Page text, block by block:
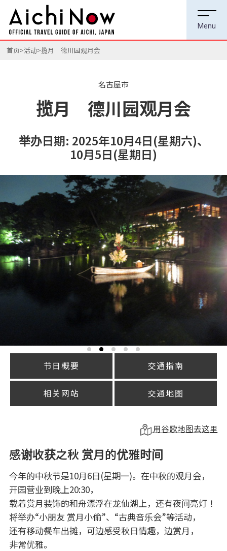
首页 活动 揽月 德川园观月会
名古屋市
揽月 德川园观月会
举办日期: 2025年10月4日(星期六)、
10月5日(星期日)
节日概要 交通指南
相关网站 交通地图
用谷歌地图去这里
感谢收获之秋 赏月的优雅时间
今年的中秋节是10月6日(星期一)。在中秋的观月会，
开园营业到晚上20:30，
载着赏月装饰的和舟漂浮在龙仙湖上，还有夜间亮灯！
将举办“小朋友 赏月小偷”、“古典音乐会”等活动，
还有移动餐车出摊，可边感受秋日情趣，边赏月，
非常优雅。